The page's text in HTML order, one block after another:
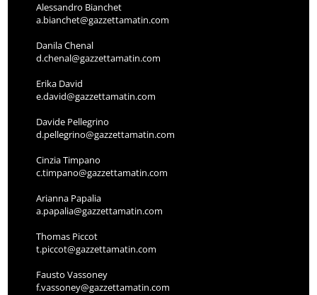
Alessandro Bianchet
a.bianchet@gazzettamatin.com
Danila Chenal
d.chenal@gazzettamatin.com
Erika David
e.david@gazzettamatin.com
Davide Pellegrino
d.pellegrino@gazzettamatin.com
Cinzia Timpano
c.timpano@gazzettamatin.com
Arianna Papalia
a.papalia@gazzettamatin.com
Thomas Piccot
t.piccot@gazzettamatin.com
Fausto Vassoney
f.vassoney@gazzettamatin.com